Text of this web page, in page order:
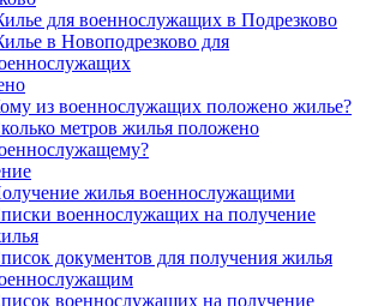
для военнослужащих в Подрезково
в Новоподрезково для
из военнослужащих положено жилье?
метров жилья положено
жилья военнослужащими
военнослужащих на получение
документов для получения жилья
военнослужащих на получение